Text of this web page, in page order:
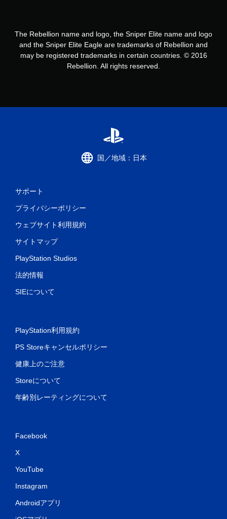
The Rebellion name and logo, the Sniper Elite name and logo
and the Sniper Elite Eagle are trademarks of Rebellion and
may be registered trademarks in certain countries. © 2016
Rebellion. All rights reserved.
国／地域：日本
サポート
プライバシーポリシー
ウェブサイト利用規約
サイトマップ
PlayStation Studios
法的情報
SIEについて
PlayStation利用規約
PS Storeキャンセルポリシー
健康上のご注意
Storeについて
年齢別レーティングについて
Facebook
X
YouTube
Instagram
Androidアプリ